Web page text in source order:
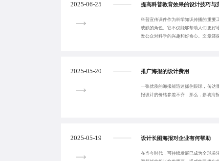
2025-06-25 提高科普教育效果的设计技巧与
科普宣传课件作为科学知识传播的重要
或缺的角色。它不仅能够帮助人们更好
发公众对科学的兴趣和好奇心。文章还
2025-05-20 推广海报的设计费用
一张优质的海报能迅速抓住眼球，传达
报设计的价格参差不齐，那么，影响海
2025-05-19 设计长图海报对企业有何帮助
在当今时代，可持续发展已成为全球关